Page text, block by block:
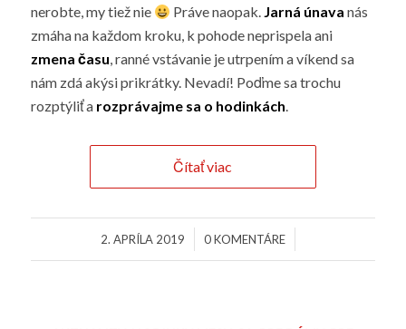
nerobte, my tiež nie
Práve naopak. Jarná únava nás
zmáha na každom kroku, k pohode neprispela ani
zmena času, ranné vstávanie je utrpením a víkend sa
nám zdá akýsi prikrátky. Nevadí! Poďme sa trochu
rozptýliť a rozprávajme sa o hodinkách.
Čítať viac
2. APRÍLA 2019
/ 0 KOMENTÁRE
/